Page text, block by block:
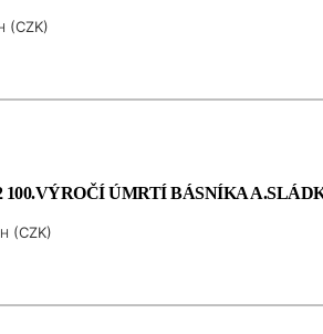
(CZK)
100.VÝROČÍ ÚMRTÍ BÁSNÍKA
(CZK)